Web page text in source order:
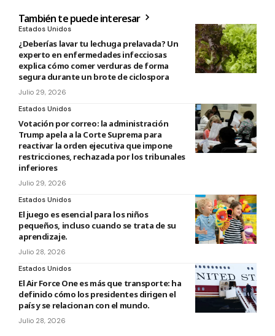
También te puede interesar
Estados Unidos
¿Deberías lavar tu lechuga prelavada? Un
experto en enfermedades infecciosas
explica cómo comer verduras de forma
segura durante un brote de ciclospora
Julio 29, 2026
Estados Unidos
Votación por correo: la administración
Trump apela a la Corte Suprema para
reactivar la orden ejecutiva que impone
restricciones, rechazada por los tribunales
inferiores
Julio 29, 2026
Estados Unidos
El juego es esencial para los niños
pequeños, incluso cuando se trata de su
aprendizaje.
Julio 28, 2026
Estados Unidos
El Air Force One es más que transporte: ha
definido cómo los presidentes dirigen el
país y se relacionan con el mundo.
Julio 28, 2026